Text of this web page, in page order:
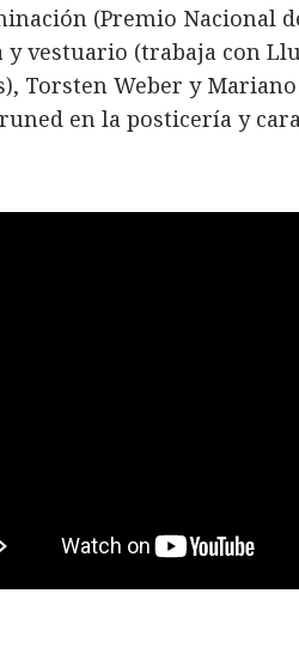
(Premio Nacional
y vestuario (trabaja con
Torsten Weber y
en la posticería y